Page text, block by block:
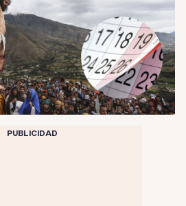
PUBLICIDAD